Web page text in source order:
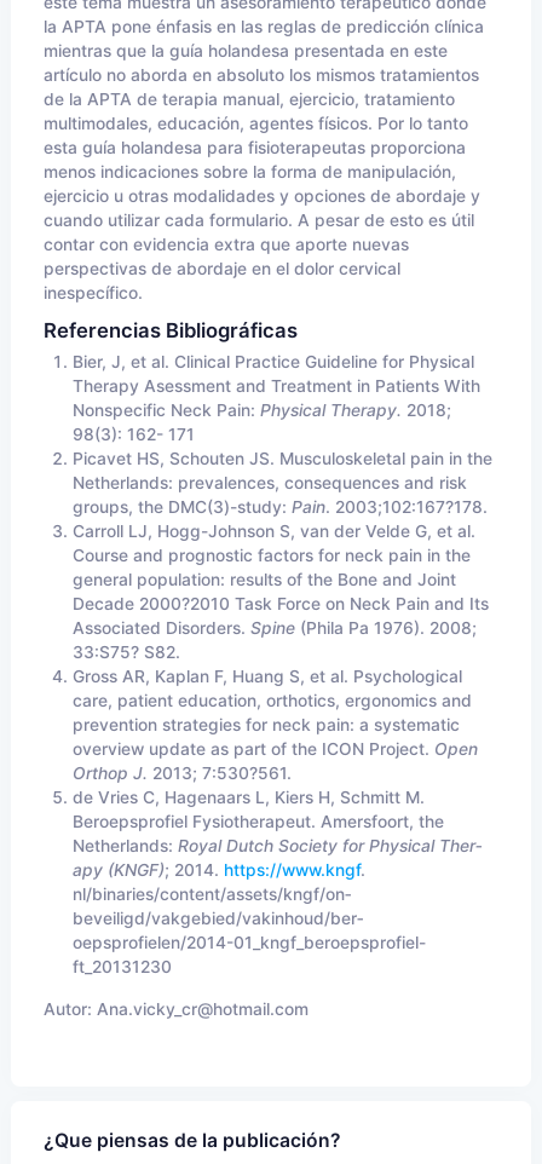
la APTA pone énfasis en las reglas de predicción clínica
mientras que la guía holandesa presentada en este
artículo no aborda en absoluto los mismos tratamientos
de la APTA de terapia manual, ejercicio, tratamiento
multimodales, educación, agentes físicos. Por lo tanto
esta guía holandesa para fisioterapeutas proporciona
menos indicaciones sobre la forma de manipulación,
ejercicio u otras modalidades y opciones de abordaje y
cuando utilizar cada formulario. A pesar de esto es útil
contar con evidencia extra que aporte nuevas
perspectivas de abordaje en el dolor cervical
inespecífico.
Referencias Bibliográficas
Bier, J, et al. Clinical Practice Guideline for Physical
Therapy Asessment and Treatment in Patients With
Nonspecific Neck Pain: Physical Therapy. 2018;
98(3): 162- 171
Picavet HS, Schouten JS. Musculoskele­tal pain in the
Netherlands: prevalences, consequences and risk
groups, the DM­C(3)-study: Pain. 2003;102:167?178.
Carroll LJ, Hogg-Johnson S, van der Vel­de G, et al.
Course and prognostic fac­tors for neck pain in the
general pop­ulation: results of the Bone and Joint
Decade 2000?2010 Task Force on Neck Pain and Its
Associated Disorders. Spine (Phila Pa 1976). 2008;
33:S75? S82.
Gross AR, Kaplan F, Huang S, et al. Psychological
care, patient education, orthotics, ergonomics and
prevention strategies for neck pain: a systematic
overview update as part of the ICON Project. Open
Orthop J. 2013; 7:530?561.
de Vries C, Hagenaars L, Kiers H, Schmitt M.
Beroepsprofiel Fysiother­apeut. Amersfoort, the
Netherlands: Royal Dutch Society for Physical Ther­
apy (KNGF); 2014. https://www.kngf.
nl/binaries/content/assets/kngf/on­
beveiligd/vakgebied/vakinhoud/ber­
oepsprofielen/2014-01_kngf_beroep­sprofiel-
ft_20131230
Autor: Ana.vicky_cr@hotmail.com
¿Que piensas de la publicación?